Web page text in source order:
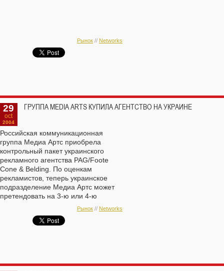
Рынок // Networks
29
oct
2004
ГРУППА MEDIA ARTS КУПИЛА АГЕНТСТВО НА УКРАИНЕ
Российская коммуникационная
группа Медиа Артс приобрела
контрольный пакет украинского
рекламного агентства PAG/Foote
Cone & Belding. По оценкам
рекламистов, теперь украинское
подразделение Медиа Артс может
претендовать на 3-ю или 4-ю
позицию на рынке республики.
Рынок // Networks